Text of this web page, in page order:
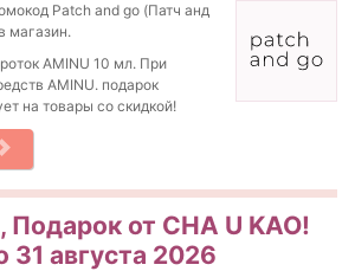
Patch and go (Патч анд
магазин.
AMINU 10 мл. При
AMINU. подарок
на товары со скидкой!
Подарок от CHA U KAO!
августа 2026